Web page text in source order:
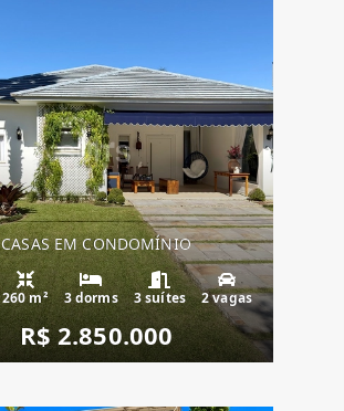
CASAS EM CONDOMÍNIO
260 m² 3 dorms 3 suítes 2 vagas
R$ 2.850.000